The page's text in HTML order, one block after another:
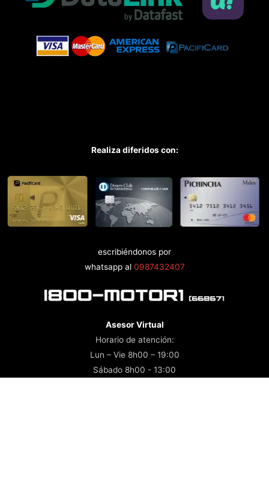
Realiza diferidos con:
escribiéndonos por
whatsapp al 0987432407
Asesor Virtual
Horario de atención:
Lun – Vie 8h00 – 19:00
Sábado 8h00 - 13:00